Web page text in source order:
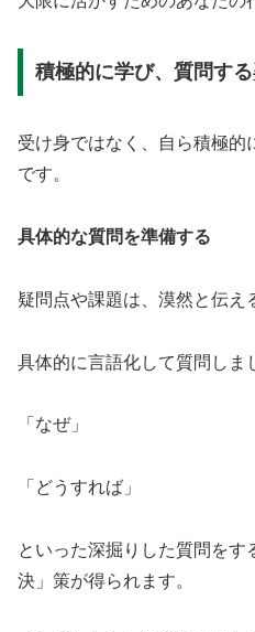
積極的に学び、質問す
受け身ではなく、自ら積極的
です。
具体的な質問を準備する
疑問点や課題は、漠然と伝え
具体的に言語化して質問しま
「なぜ」
「どうすれば」
といった深掘りした質問を
決」策が得られます。